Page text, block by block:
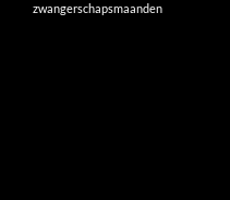
zwangerschapsmaanden